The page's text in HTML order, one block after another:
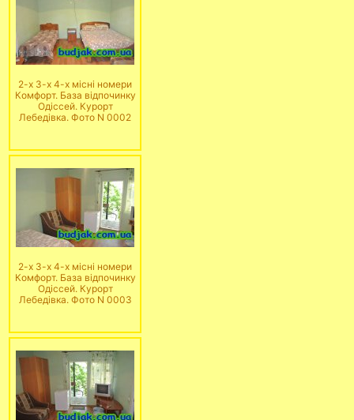
2-х 3-х 4-х місні номери
Комфорт. База відпочинку
Одіссей. Курорт
Лебедівка. Фото N 0002
2-х 3-х 4-х місні номери
Комфорт. База відпочинку
Одіссей. Курорт
Лебедівка. Фото N 0003